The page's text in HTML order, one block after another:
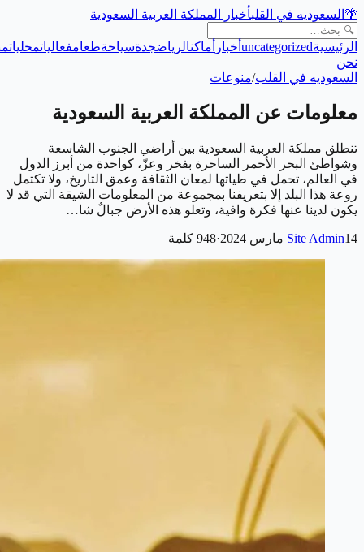
🌴 السعوديه في القلبأخبار المملكة العربية السعودية
الرئيسيةuncategorized أخبار أماكنالرياضجدةسياحةطعامفعالياتمحليات
نحن
السعوديه في القلب/منوعات
معلومات عن المملكة العربية السعودية
تنطلق مملكة العربية السعودية بين أراضي الجنوب الشاسعة
وشواطئ البحر الأحمر الساحرة بفخر وعزّ، كواحدة من أبرز الدول
في العالم، تحمل في طياتها لمعان الثقافة وعمق التاريخ، ولا تكتمل
روعة هذا البلد إلا بتعريفنا بمجموعة من المعلومات الشيقة التي قد لا
يكون لدينا عنها فكرة وافية، وتعلو هذه الأرض جبالٌ شا…
Site Admin14 مارس 2024 ·
948 كلمة